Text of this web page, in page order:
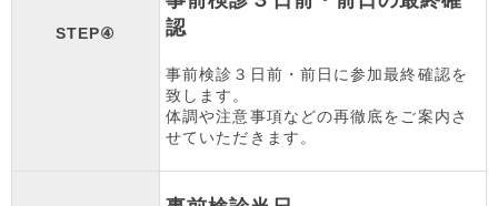
STEP④
認
事前検診３日前・前日に参加最終確認を
致します。
体調や注意事項などの再徹底をご案内さ
せていただきます。